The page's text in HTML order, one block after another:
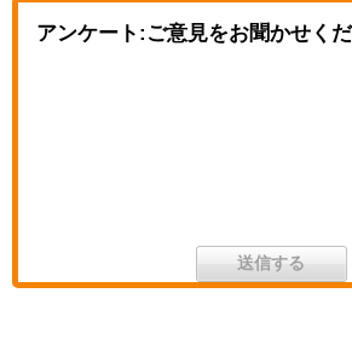
アンケート:ご意見をお聞かせく